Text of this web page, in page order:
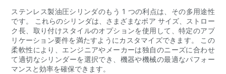
ステンレス製油圧シリンダのもう 1 つの利点は、その多用途性
です。 これらのシリンダは、さまざまなボア サイズ、ストロー
ク長、取り付けスタイルのオプションを使用して、特定のアプ
リケーション要件を満たすようにカスタマイズできます。 この
柔軟性により、エンジニアやメーカーは独自のニーズに合わせ
て適切なシリンダーを選択でき、機器や機械の最適なパフォー
マンスと効率を確保できます。